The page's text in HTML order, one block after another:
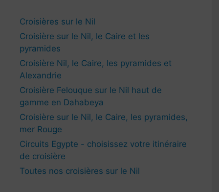
Croisières sur le Nil
Croisière sur le Nil, le Caire et les
pyramides
Croisière Nil, le Caire, les pyramides et
Alexandrie
Croisière Felouque sur le Nil haut de
gamme en Dahabeya
Croisière sur le Nil, le Caire, les pyramides,
mer Rouge
Circuits Egypte - choisissez votre itinéraire
de croisière
Toutes nos croisières sur le Nil